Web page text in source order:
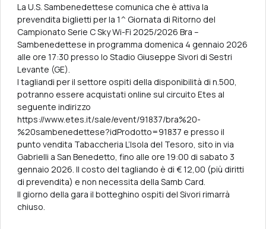
La U.S. Sambenedettese comunica che è attiva la
prevendita biglietti per la 1^ Giornata di Ritorno del
Campionato Serie C Sky Wi-Fi 2025/2026 Bra –
Sambenedettese in programma domenica 4 gennaio 2026
alle ore 17:30 presso lo Stadio Giuseppe Sivori di Sestri
Levante (GE).
I tagliandi per il settore ospiti della disponibilità di n.500,
potranno essere acquistati online sul circuito Etes al
seguente indirizzo
https://www.etes.it/sale/event/91837/bra%20-
%20sambenedettese?idProdotto=91837 e presso il
punto vendita Tabaccheria L’Isola del Tesoro, sito in via
Gabrielli a San Benedetto, fino alle ore 19:00 di sabato 3
gennaio 2026. Il costo del tagliando è di € 12,00 (più diritti
di prevendita) e non necessita della Samb Card.
Il giorno della gara il botteghino ospiti del Sivori rimarrà
chiuso.